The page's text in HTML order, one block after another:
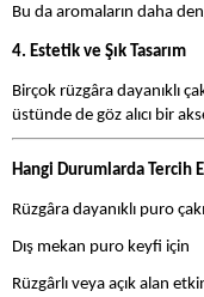
Bu da aromaların daha
4. Estetik ve Şık Tasarım
Birçok rüzgâra dayanıklı
üstünde de göz alıcı bir
Hangi Durumlarda Tercih
Rüzgâra dayanıklı puro
Dış mekan puro keyfi için
Rüzgârlı veya açık alan